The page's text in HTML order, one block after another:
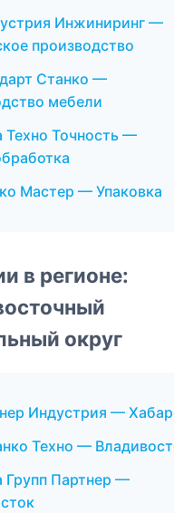
Инжиниринг —
производство
Станко —
мебели
Техно Точность —
Мастер — Упаковка
в регионе:
округ
Индустрия —
Техно —
Групп Партнер —